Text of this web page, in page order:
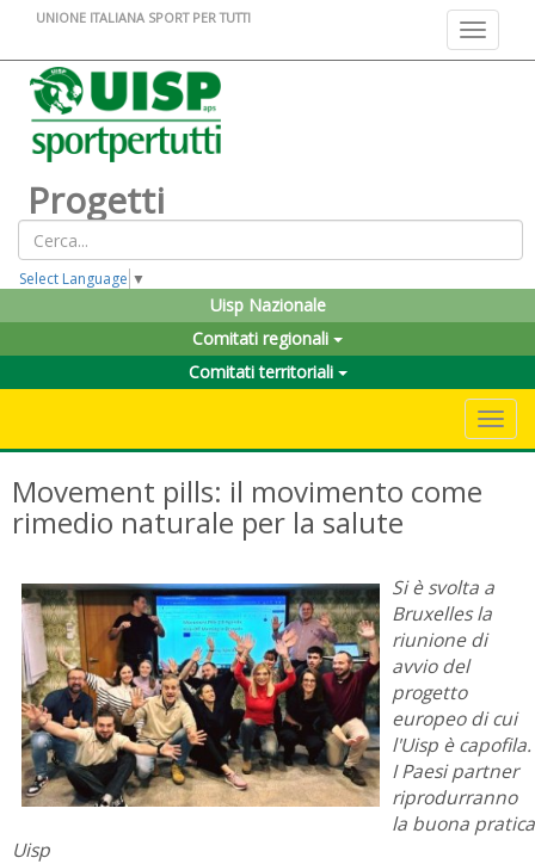
Toggle
UNIONE ITALIANA SPORT PER TUTTI
Progetti
Select Language ▼
Uisp Nazionale
Comitati regionali
Comitati territoriali
Movement pills: il movimento come
rimedio naturale per la salute
Si è svolta a
Bruxelles la
riunione di
avvio del
progetto
europeo di cui
l'Uisp è capofila.
I Paesi partner
riprodurranno
la buona pratica
Uisp